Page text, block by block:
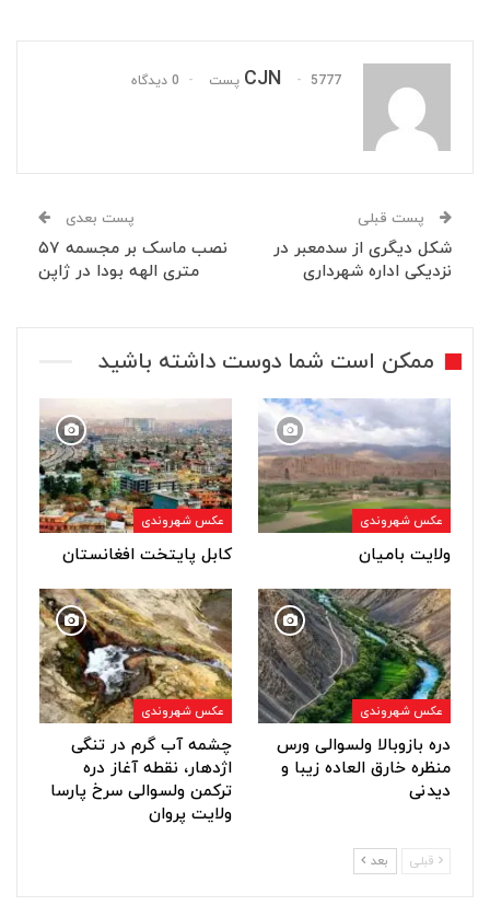
CJN 5777 پست 0 دیدگاه
پست قبلی
شکل دیگری از سدمعبر در
نزدیکی اداره شهرداری
پست بعدی
نصب ماسک بر مجسمه ۵۷
متری الهه بودا در ژاپن
ممکن است شما دوست داشته باشید
عکس شهروندی
ولایت بامیان
عکس شهروندی
کابل پایتخت افغانستان
عکس شهروندی
دره بازوبالا ولسوالی ورس
منظره خارق العاده زیبا و
دیدنی
عکس شهروندی
چشمه آب گرم در تنگی
اژدهار، نقطه آغاز دره
ترکمن ولسوالی سرخ پارسا
ولایت پروان
قبلی بعد